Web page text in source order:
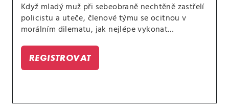
Když mladý muž při sebeobraně nechtěně zastřelí
policistu a uteče, členové týmu se ocitnou v
morálním dilematu, jak nejlépe vykonat
plány na další dítě.
REGISTROVAT